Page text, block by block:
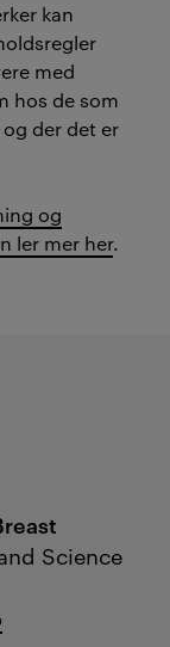
kan
med
hos de som
der det er
og
ler mer her.
Science